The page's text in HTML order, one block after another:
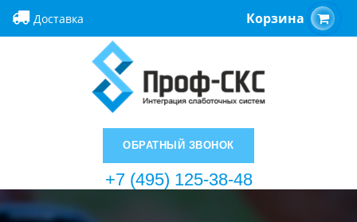
Доставка Корзина
ОБРАТНЫЙ ЗВОНОК
+7 (495) 125-38-48